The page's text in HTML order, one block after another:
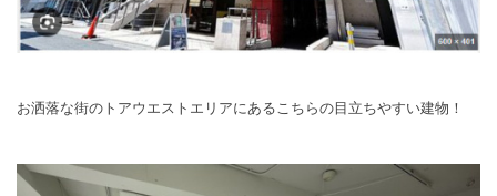
お洒落な街のトアウエストエリアにあるこちらの目立ちやすい建物！